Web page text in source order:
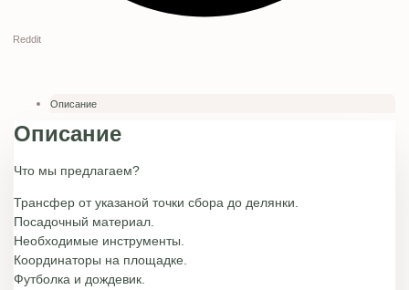
Reddit
Описание
Описание
Что мы предлагаем?
Трансфер от указаной точки сбора до делянки.
Посадочный материал.
Необходимые инструменты.
Координаторы на площадке.
Футболка и дождевик.